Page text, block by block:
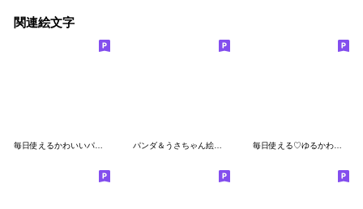
関連絵文字
毎日使える♡ゆるかわくまさん絵文字(2)